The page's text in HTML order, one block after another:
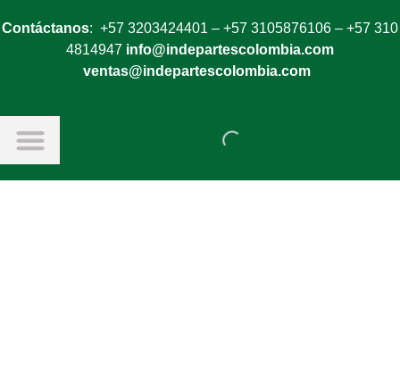
Contáctanos: +57 3203424401 – +57 3105876106 – +57 310
4814947 info@indepartescolombia.com
ventas@indepartescolombia.com